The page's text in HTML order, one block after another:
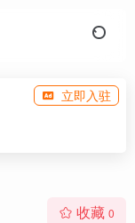
立即入驻
收藏 0